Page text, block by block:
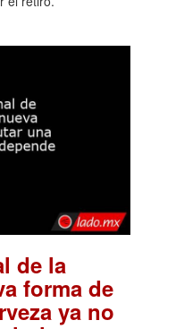
de la
forma de
ya no